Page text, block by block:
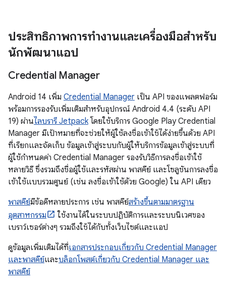
ประสิทธิภาพการทำงานและเครื่องมือสำหรับ
นักพัฒนาแอป
Credential Manager
Android 14 เพิ่ม Credential Manager เป็น API ของแพลตฟอร์ม
พร้อมการรองรับเพิ่มเติมสำหรับอุปกรณ์ Android 4.4 (ระดับ API
19) ผ่านไลบรารี Jetpackโดยใช้บริการ Google Play Credential
Manager มีเป้าหมายที่จะช่วยให้ผู้ใช้ลงชื่อเข้าใช้ได้ง่ายขึ้นด้วย API
ที่เรียกและจัดเก็บ ข้อมูลเข้าสู่ระบบกับผู้ให้บริการข้อมูลเข้าสู่ระบบที่
ผู้ใช้กำหนดค่า Credential Manager รองรับวิธีการลงชื่อเข้าใช้
หลายวิธี ซึ่งรวมถึงชื่อผู้ใช้และรหัสผ่าน พาสคีย์ และโซลูชันการลงชื่อ
เข้าใช้แบบรวมศูนย์ (เช่น ลงชื่อเข้าใช้ด้วย Google) ใน API เดียว
พาสคีย์มีข้อดีหลายประการ เช่น พาสคีย์สร้างขึ้นตามมาตรฐาน
อุตสาหกรรม
ใช้งานได้ในระบบปฏิบัติการและระบบนิเวศของ
เบราว์เซอร์ต่างๆ รวมถึงใช้ได้กับทั้งเว็บไซต์และแอป
ดูข้อมูลเพิ่มเติมได้ที่เอกสารประกอบเกี่ยวกับ Credential Manager
และพาสคีย์และบล็อกโพสต์เกี่ยวกับ Credential Manager และ
พาสคีย์